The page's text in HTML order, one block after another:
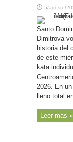
5/agosto/
Santo
Dimitrova
historia del
de este
kata
2026. En
lleno total
Leer más »